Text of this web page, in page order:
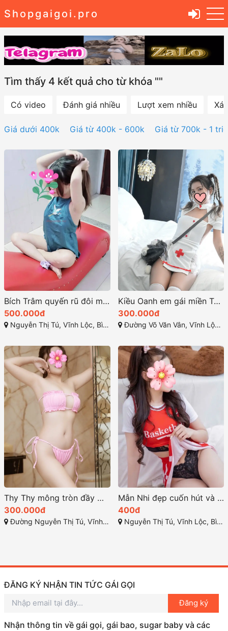
Shopgaigoi.pro
Tìm thấy 4 kết quả cho từ khóa ""
Có video Đánh giá nhiều Lượt xem nhiều
Giá dưới 400k Giá từ 400k - 600k Giá từ 700k - 1
Bích Trâm quyến rũ đôi mắt lấp lánh và làn da trắng sáng
500.000đ
Nguyễn Thị Tú, Vĩnh Lộc, Bình Chánh
Kiều Oanh em gái miền Tây giọng nói ngọt ngào trong trẻo
300.000đ
Đường Võ Văn Vân, Vĩnh Lộc B, Bình Chánh, Thành phố Hồ Chí Minh
Thy Thy mông tròn đầy mềm mại và nuột nà
300.000đ
Đường Nguyễn Thị Tú, Vĩnh Lộc B, Bình Chánh, Thành phố Hồ Chí Minh
Mẫn Nhi đẹp cuốn hút và khả năng làm vừa lòng mọi khách
400đ
Nguyễn Thị Tú, Vĩnh Lộc, Bình Chánh
ĐĂNG KÝ NHẬN TIN TỨC GÁI GỌI
Đăng ký
Nhận thông tin về gái gọi, gái bao, sugar baby và các